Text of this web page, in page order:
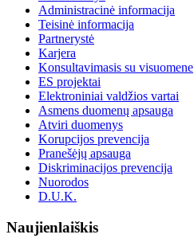
Administracinė informacija
Teisinė informacija
Partnerystė
Karjera
Konsultavimasis su visuomene
ES projektai
Elektroniniai valdžios vartai
Asmens duomenų apsauga
Atviri duomenys
Korupcijos prevencija
Pranešėjų apsauga
Diskriminacijos prevencija
Nuorodos
D.U.K.
Naujienlaiškis